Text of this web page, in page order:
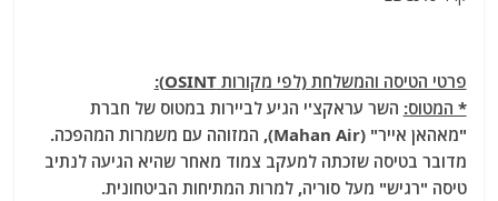
פרטי הטיסה והמשלחת (לפי מקורות OSINT):
* המטוס: השר עראקצ'י הגיע לביירות במטוס של חברת
"מאהאן אייר" (Mahan Air), המזוהה עם משמרות המהפכה.
מדובר בטיסה שזכתה למעקב צמוד מאחר שהיא הגיעה לנתיב
טיסה "רגיש" מעל סוריה, למרות המתיחות הביטחונית.